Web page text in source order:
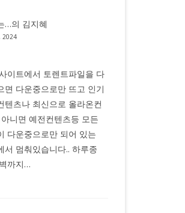
…의 김지혜
2024
이트에서 토렌트파일을 다
면 다운중으로만 뜨고 인기
텐츠나 최신으로 올라온컨
니면 예전컨텐츠등 모든
다운중으로만 되어 있는
서 멈춰있습니다.. 하루종
까지…